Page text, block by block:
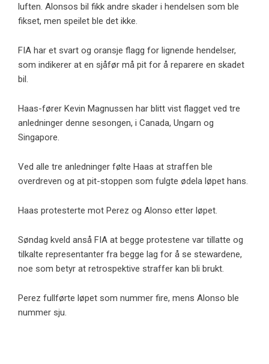
luften. Alonsos bil fikk andre skader i hendelsen som ble
fikset, men speilet ble det ikke.
FIA har et svart og oransje flagg for lignende hendelser,
som indikerer at en sjåfør må pit for å reparere en skadet
bil.
Haas-fører Kevin Magnussen har blitt vist flagget ved tre
anledninger denne sesongen, i Canada, Ungarn og
Singapore.
Ved alle tre anledninger følte Haas at straffen ble
overdreven og at pit-stoppen som fulgte ødela løpet hans.
Haas protesterte mot Perez og Alonso etter løpet.
Søndag kveld anså FIA at begge protestene var tillatte og
tilkalte representanter fra begge lag for å se stewardene,
noe som betyr at retrospektive straffer kan bli brukt.
Perez fullførte løpet som nummer fire, mens Alonso ble
nummer sju.